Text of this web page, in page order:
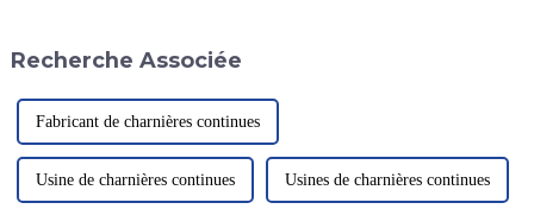
Recherche Associée
Fabricant de charnières continues
Usine de charnières continues Usines de charnières continues